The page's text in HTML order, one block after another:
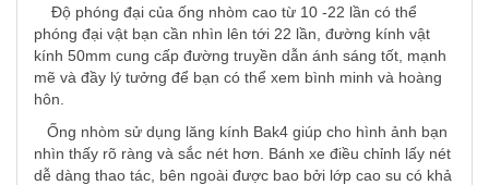
Độ phóng đại của ống nhòm cao từ 10 -22 lần có thể
phóng đại vật bạn cần nhìn lên tới 22 lần, đường kính vật
kính 50mm cung cấp đường truyền dẫn ánh sáng tốt, mạnh
mẽ và đầy lý tưởng để bạn có thể xem bình minh và hoàng
hôn.
Ống nhòm sử dụng lăng kính Bak4 giúp cho hình ảnh bạn
nhìn thấy rõ ràng và sắc nét hơn. Bánh xe điều chỉnh lấy nét
dễ dàng thao tác, bên ngoài được bao bởi lớp cao su có khả